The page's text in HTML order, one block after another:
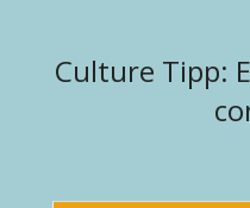
Culture Tipp: